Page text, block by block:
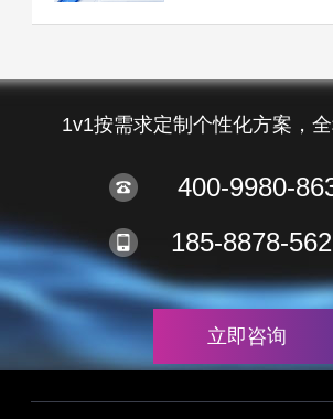
1v1按需求定制个性化方案，
400-9980-
185-8878-
立即咨询